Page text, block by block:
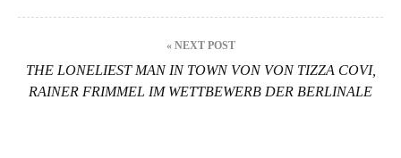
« NEXT POST
THE LONELIEST MAN IN TOWN VON VON TIZZA COVI,
RAINER FRIMMEL IM WETTBEWERB DER BERLINALE